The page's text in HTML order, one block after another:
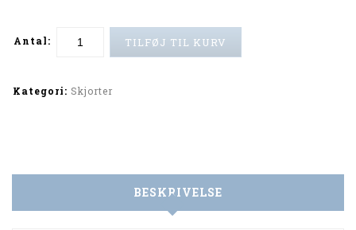
Antal: TILFØJ TIL KURV
Kategori: Skjorter
BESKRIVELSE